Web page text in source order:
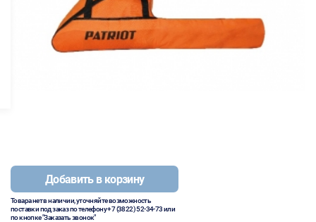
Добавить в корзину
Товара нет в наличии, уточняйте возможность
поставки под заказ по телефону+7 (3822) 52-34-73или
по кнопке "Заказать звонок"